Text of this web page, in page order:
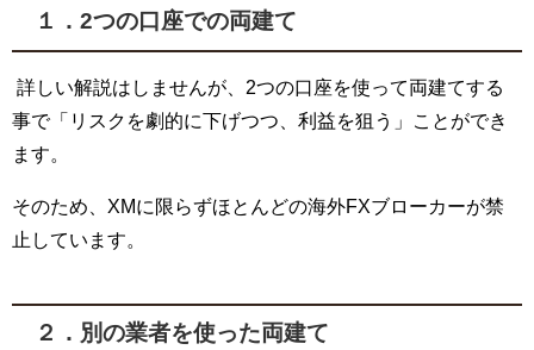
１．2つの口座での両建て
詳しい解説はしませんが、 2つの口座を使って両建てする
事で「リスクを劇的に下げつつ、利益を狙う」ことができ
ます。
そのため、 XMに限らずほとんどの海外FXブローカーが禁
止しています。
２．別の業者を使った両建て